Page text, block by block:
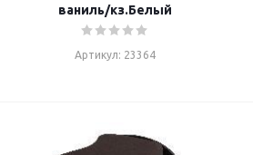
ваниль/кз.Белый
Артикул: 23364